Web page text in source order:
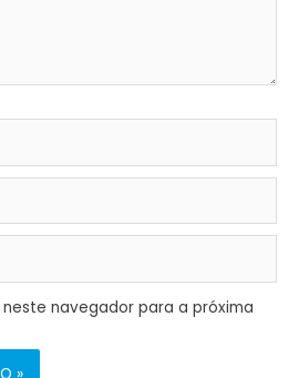
navegador para a próxima